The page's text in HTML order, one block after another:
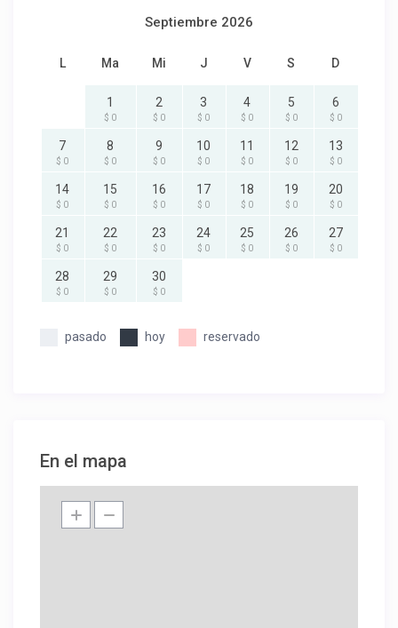
Septiembre 2026
L Ma Mi J V S D
1
$ 0
2
$ 0
3
$ 0
4
$ 0
5
$ 0
6
$ 0
7
$ 0
8
$ 0
9
$ 0
10
$ 0
11
$ 0
12
$ 0
13
$ 0
14
$ 0
15
$ 0
16
$ 0
17
$ 0
18
$ 0
19
$ 0
20
$ 0
21
$ 0
22
$ 0
23
$ 0
24
$ 0
25
$ 0
26
$ 0
27
$ 0
28
$ 0
29
$ 0
30
$ 0
pasado hoy reservado
En el mapa